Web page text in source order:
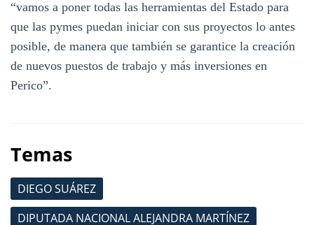
“vamos a poner todas las herramientas del Estado para
que las pymes puedan iniciar con sus proyectos lo antes
posible, de manera que también se garantice la creación
de nuevos puestos de trabajo y más inversiones en
Perico”.
Temas
DIEGO SUÁREZ
DIPUTADA NACIONAL ALEJANDRA MARTÍNEZ